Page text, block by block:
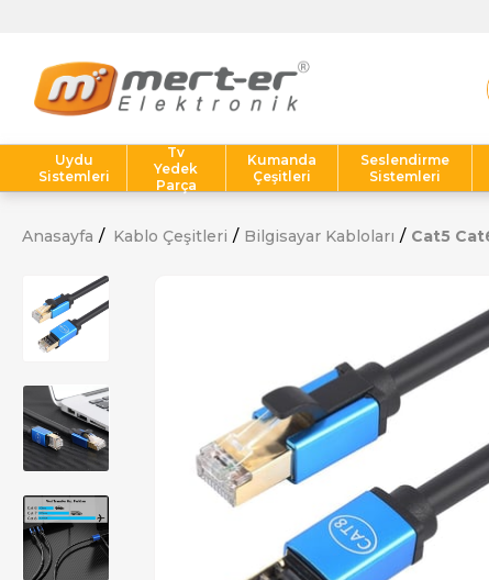
Uydu
Sistemleri
Tv
Yedek
Parça
Kumanda
Çeşitleri
Seslendirme
Sistemleri
Anasayfa Kablo Çeşitleri Bilgisayar Kabloları Cat5